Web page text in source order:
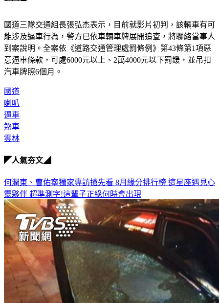
國道三隊交通組長張弘杰表示，目前就影片初判，該輛車有可
能涉及逼車行為，警方已依車輛車牌展開追查，將聯絡當事人
到案說明。全案依《道路交通管理處罰條例》第43條第1項惡
意逼車條款，可處6000元以上、2萬4000元以下罰鍰，並吊扣
汽車牌照6個月。
國道
喇叭
逼車
煞車
雲林
◤人氣夯文◢
何潤東、曹佑寧獨家專訪搶先看 8月緣分排行榜 這星座遇見心
靈夥伴 超準測字!這輩子正緣何時會出現